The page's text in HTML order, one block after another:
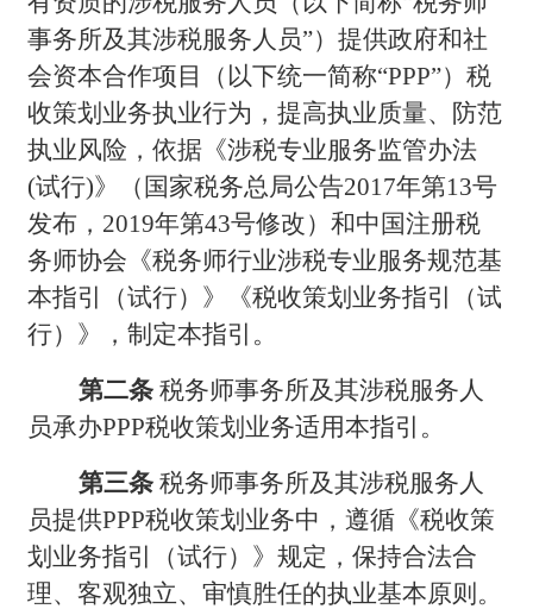
事务所及其涉税服务人员”）提供政府和社
会资本合作项目（以下统一简称“PPP”）税
收策划业务执业行为，提高执业质量、防范
执业风险，依据《涉税专业服务监管办法
(试行)》（国家税务总局公告2017年第13号
发布，2019年第43号修改）和中国注册税
务师协会《税务师行业涉税专业服务规范基
本指引（试行）》《税收策划业务指引（试
行）》，制定本指引。
第二条税务师事务所及其涉税服务人
员承办PPP税收策划业务适用本指引。
第三条税务师事务所及其涉税服务人
员提供PPP税收策划业务中，遵循《税收策
划业务指引（试行）》规定，保持合法合
理、客观独立、审慎胜任的执业基本原则。